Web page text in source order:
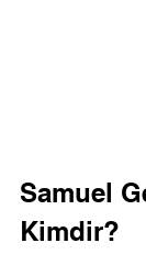
Samuel
Kimdir?